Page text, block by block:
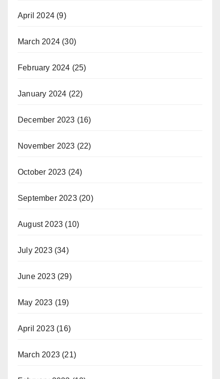
April 2024 (9)
March 2024 (30)
February 2024 (25)
January 2024 (22)
December 2023 (16)
November 2023 (22)
October 2023 (24)
September 2023(20)
August 2023 (10)
July 2023(34)
June 2023(29)
May 2023 (19)
April 2023 (16)
March 2023 (21)